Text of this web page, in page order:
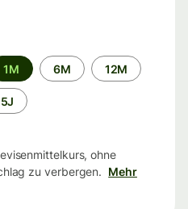
1M 6M 12M
5J
ohne
zu verbergen. Mehr